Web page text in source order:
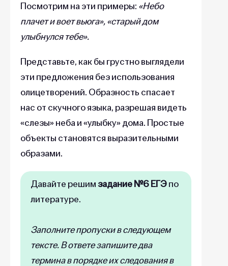
Посмотрим на эти примеры: «Небо
плачет и воет вьюга», «старый дом
улыбнулся тебе».
Представьте, как бы грустно выглядели
эти предложения без использования
олицетворений. Образность спасает
нас от скучного языка, разрешая видеть
«слезы» неба и «улыбку» дома. Простые
объекты становятся выразительными
образами.
Давайте решимзадание №6 ЕГЭпо
литературе.
Заполните пропуски в следующем
тексте. В ответе запишите два
термина в порядке их следования в